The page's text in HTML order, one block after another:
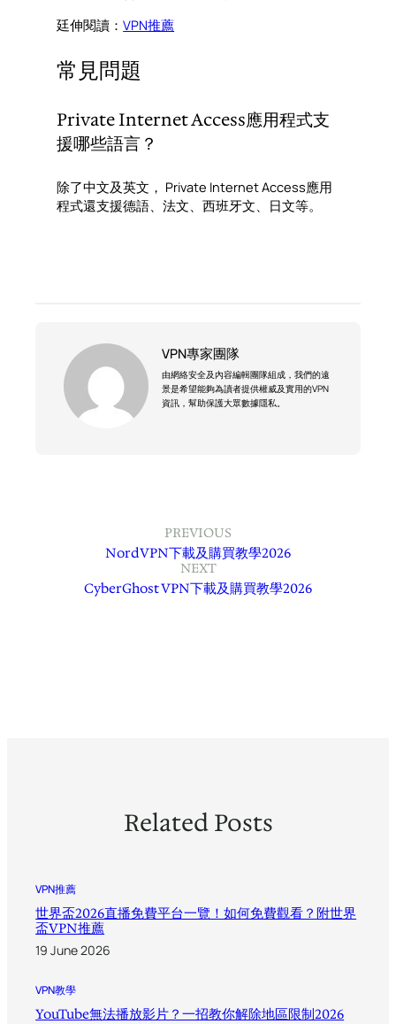
廷伸閱讀：VPN推薦
常見問題
Private Internet Access應用程式支
援哪些語言？
除了中文及英文， Private Internet Access應用
程式還支援德語、法文、西班牙文、日文等。
VPN專家團隊
由網絡安全及內容編輯團隊組成，我們的遠
景是希望能夠為讀者提供權威及實用的VPN
資訊，幫助保護大眾數據隱私。
PREVIOUS
NordVPN下載及購買教學2026
NEXT
CyberGhost VPN下載及購買教學2026
Related Posts
VPN推薦
世界盃2026直播免費平台一覽！如何免費觀看？附世界
盃VPN推薦
19 June 2026
VPN教學
YouTube無法播放影片？一招教你解除地區限制2026